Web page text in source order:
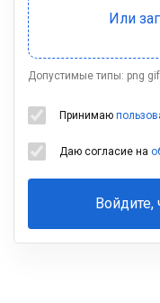
Допустимые типы: png gif
Принимаю
Даю согласие на
Войдите,
Ваша